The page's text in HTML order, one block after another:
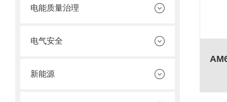
电能质量治理
电气安全
新能源